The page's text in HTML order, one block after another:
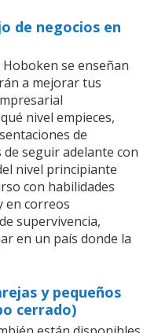
de negocios en
se enseñan
a mejorar tus
nivel empieces,
de
seguir adelante con
nivel principiante
con habilidades
en correos
supervivencia,
en un país donde la
y pequeños
cerrado)